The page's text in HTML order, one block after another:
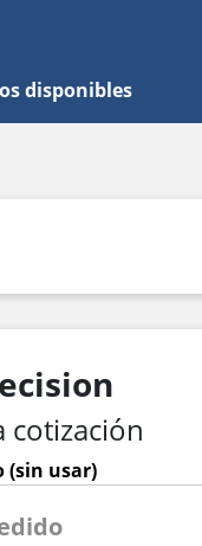
disponibles
cotización
(sin usar)